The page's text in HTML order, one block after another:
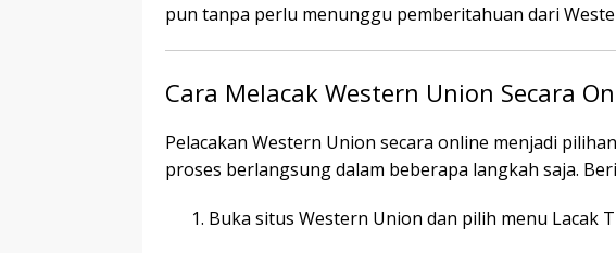
pun tanpa perlu menunggu pemberitahuan dari
Cara Melacak Western Union Secara
Pelacakan Western Union secara online menjadi
proses berlangsung dalam beberapa langkah saja.
Buka situs Western Union dan pilih menu Lacak